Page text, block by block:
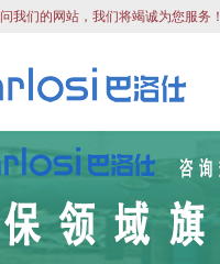
我们的网站，我们将竭诚为您服务！